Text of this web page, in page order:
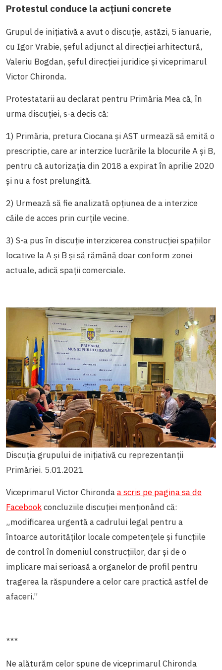
Protestul conduce la acțiuni concrete
Grupul de inițiativă a avut o discuție, astăzi, 5 ianuarie,
cu Igor Vrabie, șeful adjunct al direcției arhitectură,
Valeriu Bogdan, șeful direcției juridice și viceprimarul
Victor Chironda.
Protestatarii au declarat pentru Primăria Mea că, în
urma discuției, s-a decis că:
1) Primăria, pretura Ciocana și AST urmează să emită o
prescriptie, care ar interzice lucrările la blocurile A și B,
pentru că autorizația din 2018 a expirat în aprilie 2020
și nu a fost prelungită.
2) Urmează să fie analizată opțiunea de a interzice
căile de acces prin curțile vecine.
3) S-a pus în discuție interzicerea construcției spațiilor
locative la A și B și să rămână doar conform zonei
actuale, adică spații comerciale.
Discuția grupului de inițiativă cu reprezentanții
Primăriei. 5.01.2021
Viceprimarul Victor Chirondaa scris pe pagina sa de
Facebookconcluziile discuției menționând că:
„modificarea urgentă a cadrului legal pentru a
întoarce autorităților locale competențele și funcțiile
de control în domeniul construcțiilor, dar și de o
implicare mai serioasă a organelor de profil pentru
tragerea la răspundere a celor care practică astfel de
afaceri.”
***
Ne alăturăm celor spune de viceprimarul Chironda